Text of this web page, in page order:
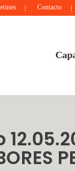
Contacto